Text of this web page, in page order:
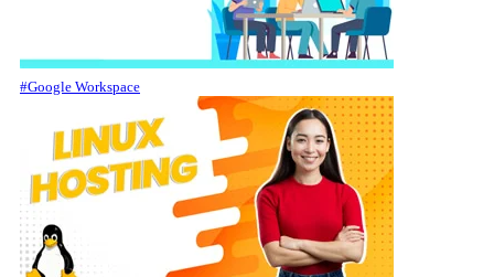
#Google Workspace